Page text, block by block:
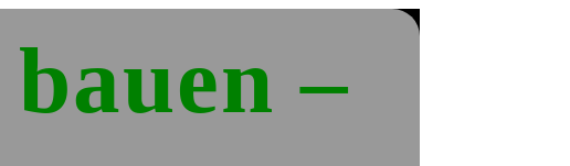
–